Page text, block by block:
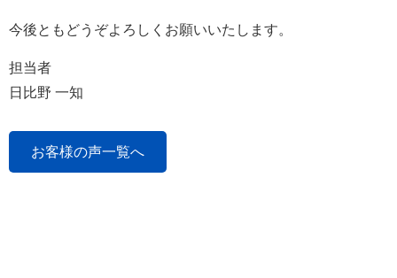
今後ともどうぞよろしくお願いいたします。
担当者
日比野 一知
お客様の声一覧へ